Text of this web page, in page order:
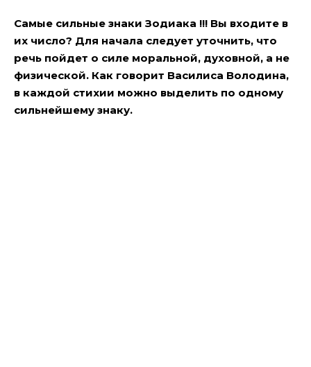
Самые сильные знаки Зодиака !!! Вы входите в
их число? Для начала следует уточнить, что
речь пойдет о силе моральной, духовной, а не
физической. Как говорит Василиса Володина,
в каждой стихии можно выделить по одному
сильнейшему знаку.